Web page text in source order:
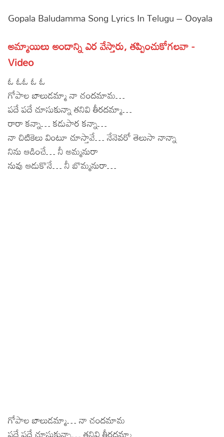
Articles
Facts
Devotional
Christianity
Hinduism
Hindi
Lyrics in Hindi – Devotional Songs
Lyrics in Hindi – Movie Songs
Tamil
Lyrics in Tamil – Devotional Songs
Lyrics in Tamil – Movie Songs
Kannada
Lyrics in Kannada – Movie Songs
Gopala Baludamma Song Lyrics In Telugu – Ooyala
అమ్మాయిలు అందాన్ని ఎర వేస్తారు, తప్పించుకోగలవా -
Video
ఓ ఓఓ ఓ ఓ
గోపాల బాలుడమ్మా నా చందమామ…
పదే పదే చూసుకున్నా తనివి తీరదమ్మా…
రారా కన్నా… కడుపార కన్నా…
నా చిటికెలు వింటూ చూస్తావే… నేనెవరో తెలుసా నాన్నా
నిను ఆడించే… నీ అమ్మనురా
నువు ఆడుకొనే… నీ బొమ్మనురా…
గోపాల బాలుడమ్మా… నా చందమామ